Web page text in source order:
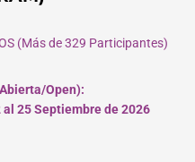
(Más de 329 Participantes)
Open):
al 25 Septiembre de 2026